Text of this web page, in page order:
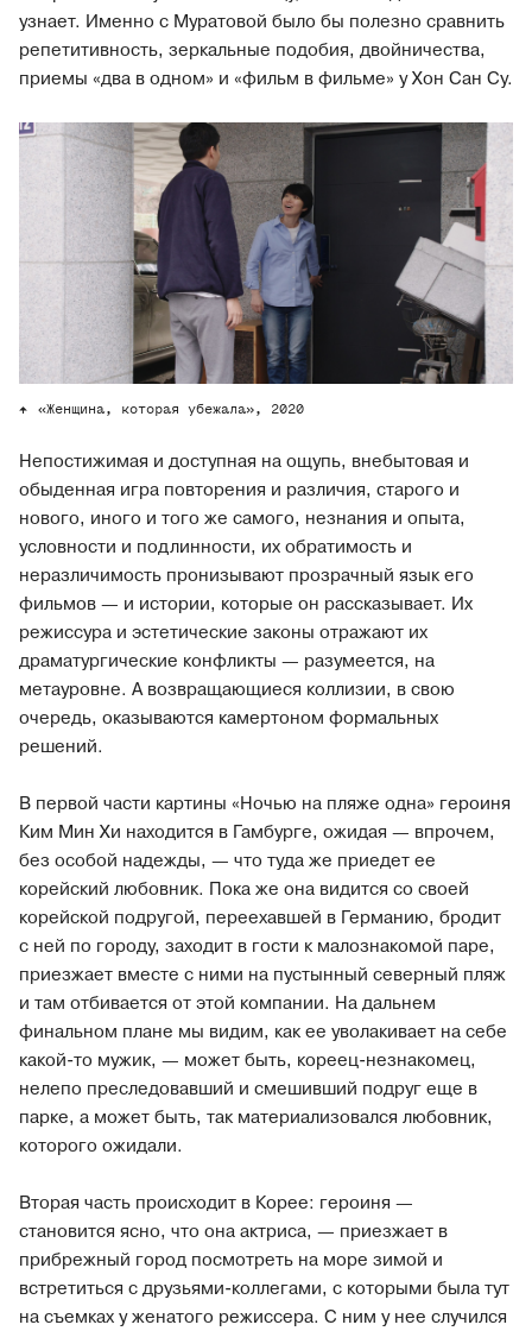
узнает. Именно с Муратовой было бы полезно сравнить
репетитивность, зеркальные подобия, двойничества,
приемы «два в одном» и «фильм в фильме» у Хон Сан Су.
«Женщина, которая убежала», 2020
Непостижимая и доступная на ощупь, внебытовая и
обыденная игра повторения и различия, старого и
нового, иного и того же самого, незнания и опыта,
условности и подлинности, их обратимость и
неразличимость пронизывают прозрачный язык его
фильмов — и истории, которые он рассказывает. Их
режиссура и эстетические законы отражают их
драматургические конфликты — разумеется, на
метауровне. А возвращающиеся коллизии, в свою
очередь, оказываются камертоном формальных
решений.
В первой части картины «Ночью на пляже одна» героиня
Ким Мин Хи находится в Гамбурге, ожидая — впрочем,
без особой надежды, — что туда же приедет ее
корейский любовник. Пока же она видится со своей
корейской подругой, переехавшей в Германию, бродит
c ней по городу, заходит в гости к малознакомой паре,
приезжает вместе с ними на пустынный северный пляж
и там отбивается от этой компании. На дальнем
финальном плане мы видим, как ее уволакивает на себе
какой-то мужик, — может быть, кореец-незнакомец,
нелепо преследовавший и смешивший подруг еще в
парке, а может быть, так материализовался любовник,
которого ожидали.
Вторая часть происходит в Корее: героиня —
становится ясно, что она актриса, — приезжает в
прибрежный город посмотреть на море зимой и
встретиться с друзьями-коллегами, с которыми была тут
на съемках у женатого режиссера. C ним у нее случился